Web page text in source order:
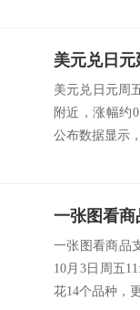
美元兑日元周
附近，涨幅约
公布数据显示
一张图看商品
10月3日周五
花14个品种，